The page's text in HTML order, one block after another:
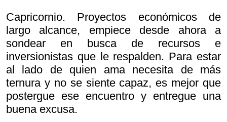
Capricornio. Proyectos económicos de
largo alcance, empiece desde ahora a
sondear en busca de recursos e
inversionistas que le respalden. Para estar
al lado de quien ama necesita de más
ternura y no se siente capaz, es mejor que
postergue ese encuentro y entregue una
buena excusa.